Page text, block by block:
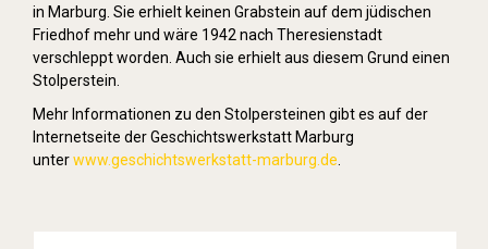
in Marburg. Sie erhielt keinen Grabstein auf dem jüdischen
Friedhof mehr und wäre 1942 nach Theresienstadt
verschleppt worden. Auch sie erhielt aus diesem Grund einen
Stolperstein.
Mehr Informationen zu den Stolpersteinen gibt es auf der
Internetseite der Geschichtswerkstatt Marburg
unterwww.geschichtswerkstatt-marburg.de